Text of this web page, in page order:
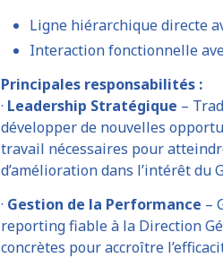
Ligne hiérarchique directe
Interaction fonctionnelle
Principales responsabilités :
· Leadership Stratégique –
développer de nouvelles
travail nécessaires pour
d’amélioration dans l’intérêt
· Gestion de la Performance –
reporting fiable à la Direction
concrètes pour accroître